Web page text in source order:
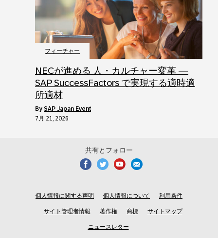
フィーチャー
NECが進める 人・カルチャー変革 ―
SAP SuccessFactors で実現する適時適
所適材
by SAP Japan Event
7月 21, 2026
共有とフォロー
個人情報に関する声明 個人情報について 利用条件
サイト管理者情報 著作権 商標 サイトマップ
ニュースレター